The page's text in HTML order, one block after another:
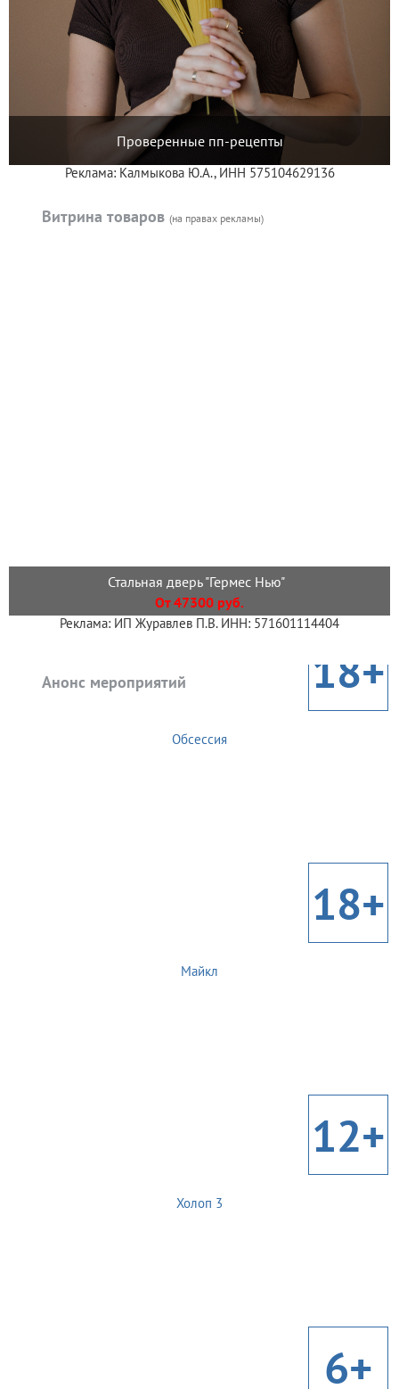
Проверенные пп-рецепты
Реклама: Калмыкова Ю.А., ИНН 575104629136
Витрина товаров (на правах рекламы)
Стальная дверь "Гермес Нью"
От 47300 руб.
Реклама: ИП Журавлев П.В. ИНН: 571601114404
Анонс мероприятий 18+
Обсессия
18+
Майкл
12+
Холоп 3
6+